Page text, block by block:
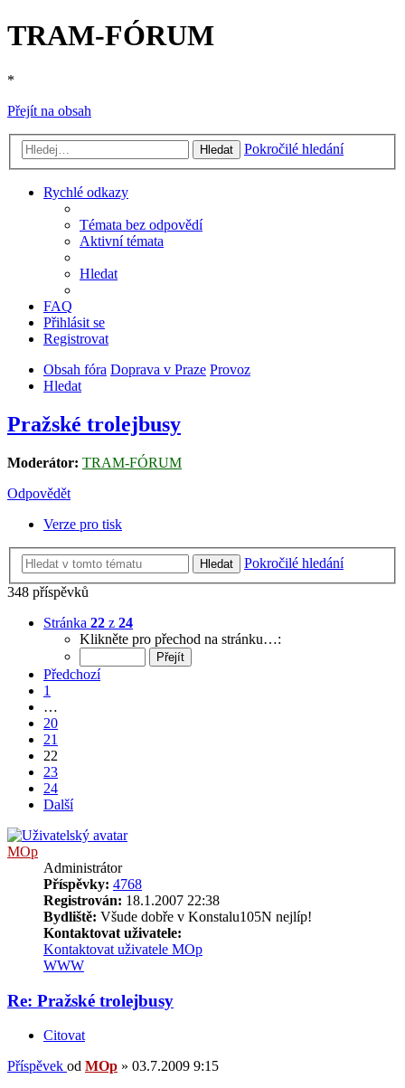
TRAM-FÓRUM
*
Přejít na obsah
Hledat Pokročilé hledání
Rychlé odkazy
Témata bez odpovědí
Aktivní témata
Hledat
FAQ
Přihlásit se
Registrovat
Obsah fóra Doprava v Praze Provoz
Hledat
Pražské trolejbusy
Moderátor: TRAM-FÓRUM
Odpovědět
Verze pro tisk
Hledat
Pokročilé hledání
348 příspěvků
Stránka 22 z 24
Klikněte pro přechod na stránku…:
Předchozí
1
…
20
21
22
23
24
Další
MOp
Administrátor
Příspěvky: 4768
Registrován: 18.1.2007 22:38
Bydliště: Všude dobře v Konstalu105N nejlíp!
Kontaktovat uživatele:
Kontaktovat uživatele MOp
WWW
Re: Pražské trolejbusy
Citovat
Příspěvek od MOp » 03.7.2009 9:15